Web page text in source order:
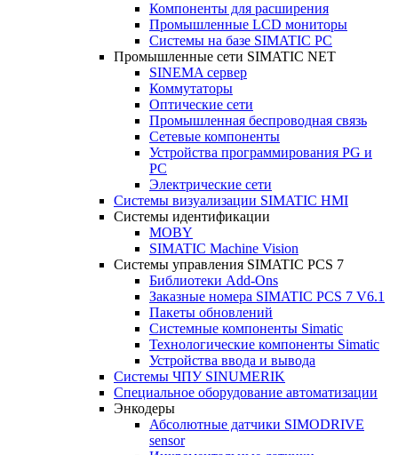
Компоненты для расширения
Промышленные LCD мониторы
Системы на базе SIMATIC PC
Промышленные сети SIMATIC NET
SINEMA сервер
Коммутаторы
Оптические сети
Промышленная беспроводная связь
Сетевые компоненты
Устройства программирования PG и
PC
Электрические сети
Системы визуализации SIMATIC HMI
Системы идентификации
MOBY
SIMATIC Machine Vision
Системы управления SIMATIC PCS 7
Библиотеки Add-Ons
Заказные номера SIMATIC PCS 7 V6.1
Пакеты обновлений
Системные компоненты Simatic
Технологические компоненты Simatic
Устройства ввода и вывода
Системы ЧПУ SINUMERIK
Специальное оборудование автоматизации
Энкодеры
Абсолютные датчики SIMODRIVE
sensor